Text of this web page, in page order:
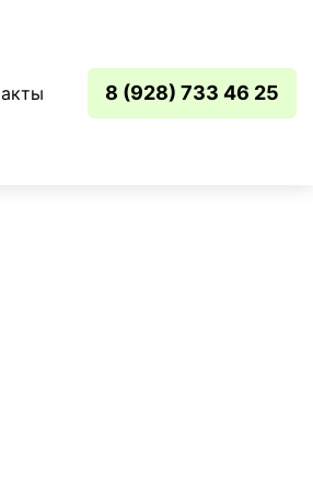
8 (928) 733 46 25